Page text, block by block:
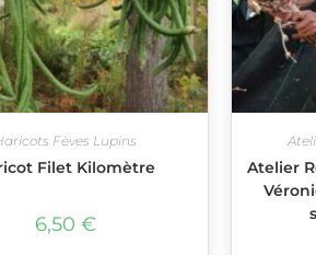
Fèves Lupins
Filet Kilomètre
6,50 €
Atelier